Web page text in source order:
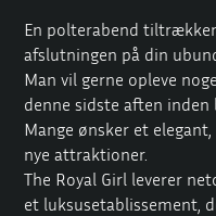
En polterabend
afslutningen på din
Man vil gerne opleve
denne sidste aften inden
Mange ønsker et
nye attraktioner.
The Royal Girl leverer
et luksusetablissement,